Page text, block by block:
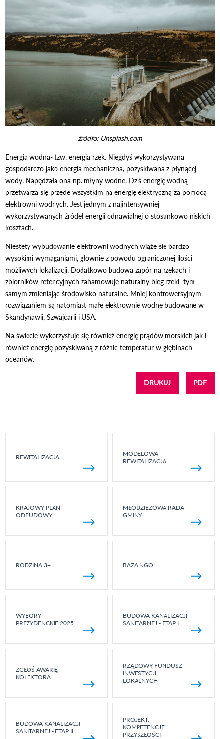
źródło: Unsplash.com
Energia wodna- tzw. energia rzek. Niegdyś wykorzystywana
gospodarczo jako energia mechaniczna, pozyskiwana z płynącej
wody. Napędzała ona np. młyny wodne. Dziś energię wodną
przetwarza się przede wszystkim na energię elektryczną za pomocą
elektrowni wodnych. Jest jednym z najintensywniej
wykorzystywanych źródeł energii odnawialnej o stosunkowo niskich
kosztach.
Niestety wybudowanie elektrowni wodnych wiąże się bardzo
wysokimi wymaganiami, głownie z powodu ograniczonej ilości
możliwych lokalizacji. Dodatkowo budowa zapór na rzekach i
zbiorników retencyjnych zahamowuje naturalny bieg rzeki tym
samym zmieniając środowisko naturalne. Mniej kontrowersyjnym
rozwiązaniem są natomiast małe elektrownie wodne budowane w
Skandynawii, Szwajcarii i USA.
Na świecie wykorzystuje się również energię prądów morskich jak i
również energię pozyskiwaną z różnic temperatur w głębinach
oceanów.
DRUKUJ PDF
REWITALIZACJA
MODELOWA
REWITALIZACJA
KRAJOWY PLAN
ODBUDOWY
MŁODZIEŻOWA RADA
GMINY
RODZINA 3+ BAZA NGO
WYBORY
PREZYDENCKIE 2025
BUDOWA KANALIZACJI
SANITARNEJ - ETAP I
ZGŁOŚ AWARIĘ
KOLEKTORA
RZĄDOWY FUNDUSZ
INWESTYCJI
LOKALNYCH
BUDOWA KANALIZACJI
SANITARNEJ - ETAP II
PROJEKT:
KOMPETENCJE
PRZYSZŁOŚCI